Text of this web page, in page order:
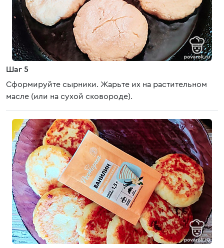
Шаг 5
Сформируйте сырники. Жарьте их на растительном
масле (или на сухой сковороде).